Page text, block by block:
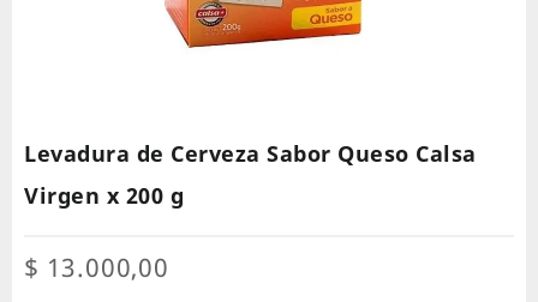
Levadura de Cerveza Sabor Queso Calsa
Virgen x 200 g
$ 13.000,00